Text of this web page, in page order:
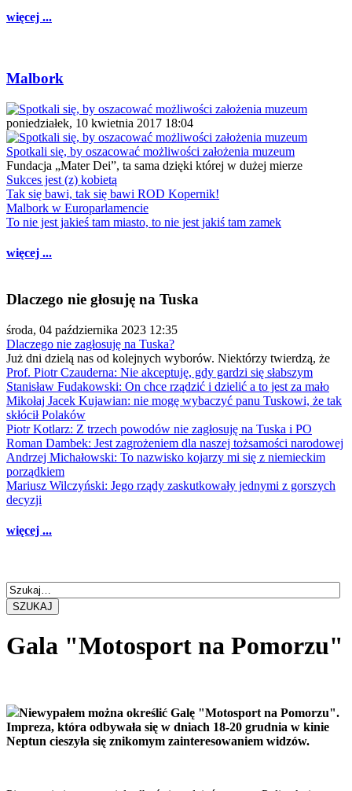
więcej ...
Malbork
poniedziałek, 10 kwietnia 2017 18:04
Spotkali się, by oszacować możliwości założenia muzeum
Fundacja „Mater Dei”, ta sama dzięki której w dużej mierze
Sukces jest (z) kobietą
Tak się bawi, tak się bawi ROD Kopernik!
Malbork w Europarlamencie
To nie jest jakieś tam miasto, to nie jest jakiś tam zamek
więcej ...
Dlaczego nie głosuję na Tuska
środa, 04 października 2023 12:35
Dlaczego nie zagłosuję na Tuska?
Już dni dzielą nas od kolejnych wyborów. Niektórzy twierdzą, że
Prof. Piotr Czauderna: Nie akceptuję, gdy gardzi się słabszym
Stanisław Fudakowski: On chce rządzić i dzielić a to jest za mało
Mikołaj Jacek Kujawian: nie mogę wybaczyć panu Tuskowi, że tak
skłócił Polaków
Piotr Kotlarz: Z trzech powodów nie zagłosuję na Tuska i PO
Roman Dambek: Jest zagrożeniem dla naszej tożsamości narodowej
Andrzej Michałowski: To nazwisko kojarzy mi się z niemieckim
porządkiem
Mariusz Wilczyński: Jego rządy zaskutkowały jednymi z gorszych
decyzji
więcej ...
SZUKAJ
Gala "Motosport na Pomorzu"
Niewypałem można określić Galę "Motosport na Pomorzu".
Impreza, która odbywała się w dniach 18-20 grudnia w kinie
Neptun cieszyła się znikomym zainteresowaniem widzów.